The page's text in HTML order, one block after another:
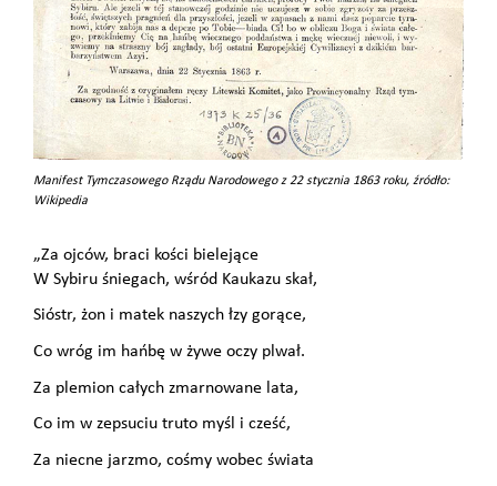
Manifest Tymczasowego Rządu Narodowego z 22 stycznia 1863 roku, źródło:
Wikipedia
„Za ojców, braci kości bielejące
W Sybiru śniegach, wśród Kaukazu skał,
Sióstr, żon i matek naszych łzy gorące,
Co wróg im hańbę w żywe oczy plwał.
Za plemion całych zmarnowane lata,
Co im w zepsuciu truto myśl i cześć,
Za niecne jarzmo, cośmy wobec świata